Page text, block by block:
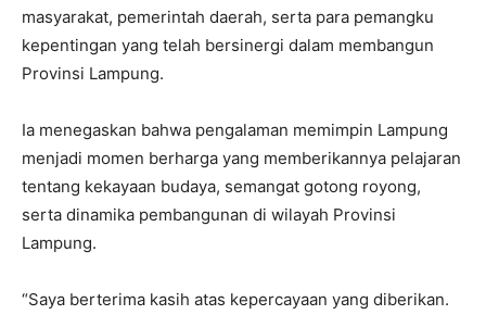
masyarakat, pemerintah daerah, serta para pemangku
kepentingan yang telah bersinergi dalam membangun
Provinsi Lampung.
Ia menegaskan bahwa pengalaman memimpin Lampung
menjadi momen berharga yang memberikannya pelajaran
tentang kekayaan budaya, semangat gotong royong,
serta dinamika pembangunan di wilayah Provinsi
Lampung.
“Saya berterima kasih atas kepercayaan yang diberikan.